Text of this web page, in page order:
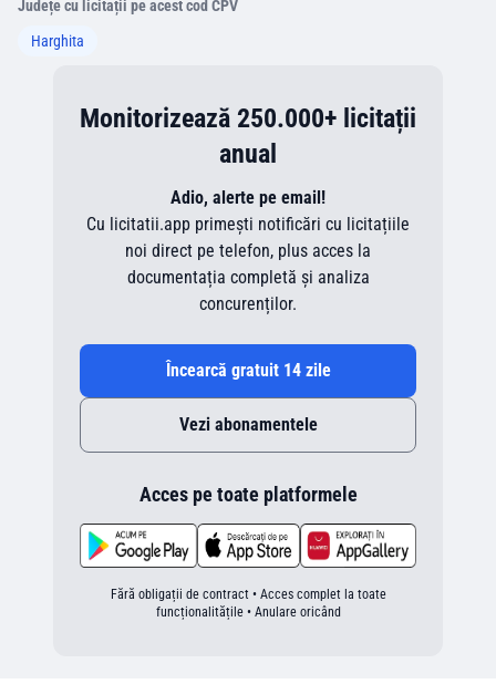
Județe cu licitații pe acest cod CPV
Harghita
Monitorizează 250.000+ licitații
anual
Adio, alerte pe email!
Cu licitatii.app primești notificări cu licitațiile
noi direct pe telefon, plus acces la
documentația completă și analiza
concurenților.
Încearcă gratuit 14 zile
Vezi abonamentele
Acces pe toate platformele
Fără obligații de contract • Acces complet la toate
funcționalitățile • Anulare oricând